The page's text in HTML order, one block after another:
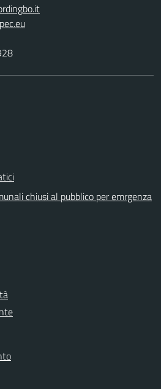
chiusi al pubblico per emrgenza